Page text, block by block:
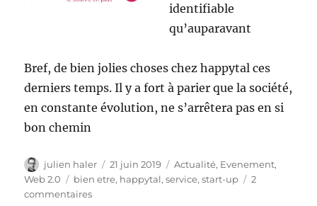
identifiable
qu’auparavant
Bref, de bien jolies choses chez happytal ces
derniers temps. Il y a fort à parier que la société,
en constante évolution, ne s’arrêtera pas en si
bon chemin
Auteur
julien haler
Publié
le
21 juin 2019 Catégories
Actualité, Evenement,
Web 2.0
Étiquettes
bien etre, happytal,service,start-up
2
commentairessur